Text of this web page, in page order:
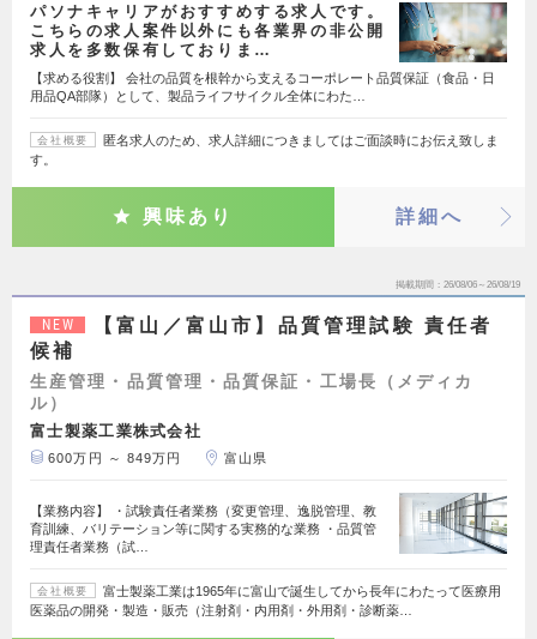
パソナキャリアがおすすめする求人です。
こちらの求人案件以外にも各業界の非公開
求人を多数保有しておりま…
【求める役割】 会社の品質を根幹から支えるコーポレート品質保証（食品・日
用品QA部隊）として、製品ライフサイクル全体にわた…
会社概要
匿名求人のため、求人詳細につきましてはご面談時にお伝え致しま
す。
興味あり 詳細へ
掲載期間 26/08/06～26/08/19
NEW
【富山／富山市】品質管理試験 責任者
候補
生産管理・品質管理・品質保証・工場長（メディカ
ル）
富士製薬工業株式会社
600万円 ～ 849万円 富山県
【業務内容】 ・試験責任者業務（変更管理、逸脱管理、教
育訓練、バリテーション等に関する実務的な業務 ・品質管
理責任者業務（試…
会社概要
富士製薬工業は1965年に富山で誕生してから長年にわたって医療用
医薬品の開発・製造・販売（注射剤・内用剤・外用剤・診断薬…